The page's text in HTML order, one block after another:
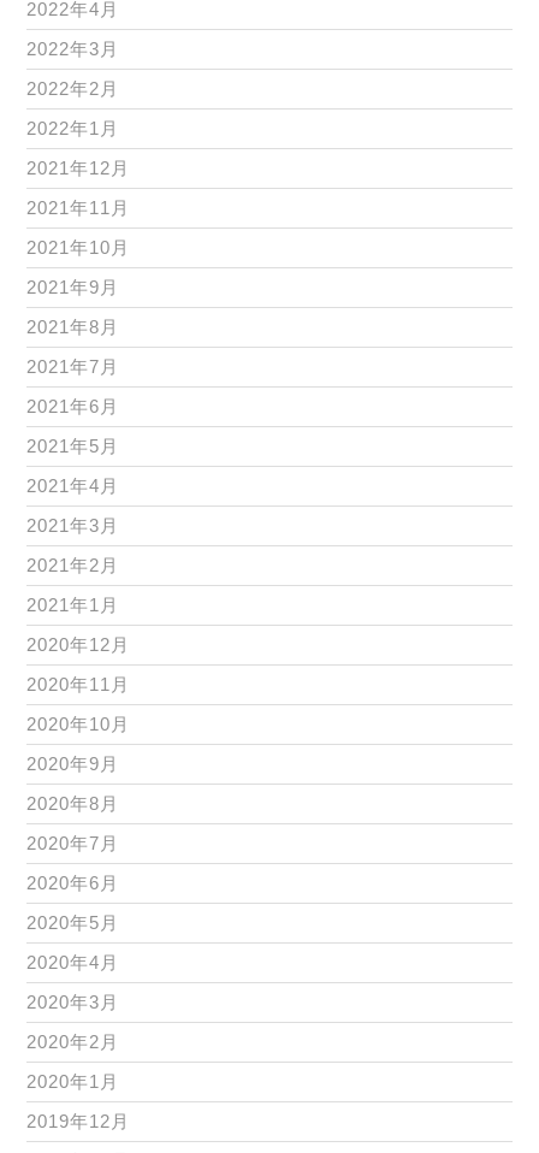
2022年4月
2022年3月
2022年2月
2022年1月
2021年12月
2021年11月
2021年10月
2021年9月
2021年8月
2021年7月
2021年6月
2021年5月
2021年4月
2021年3月
2021年2月
2021年1月
2020年12月
2020年11月
2020年10月
2020年9月
2020年8月
2020年7月
2020年6月
2020年5月
2020年4月
2020年3月
2020年2月
2020年1月
2019年12月